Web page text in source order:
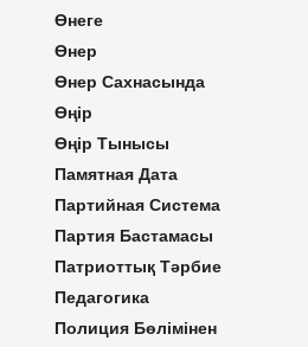
Өнеге
Өнер
Өнер Сахнасында
Өңір
Өңір Тынысы
Памятная Дата
Партийная Система
Партия Бастамасы
Патриоттық Тәрбие
Педагогика
Полиция Бөлімінен